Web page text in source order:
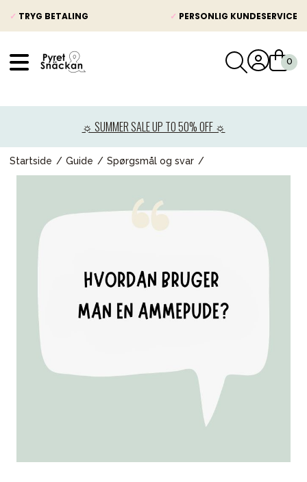
✓ TRYG BETALING ✓ PERSONLIG KUNDESERVICE
☼ SUMMER SALE UP TO 50% OFF ☼
Startside Guide Spørgsmål og svar
Barnevogne
Autostole
Baby
Legetøj og spil
Møbler & sengetøj
Tilbehør
Tips til gaver
Vores favoritter